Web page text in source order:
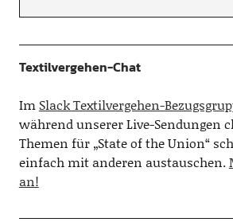
Textilvergehen-Chat
Im Slack Textilvergehen-
während unserer Live-Sendungen
Themen für „State of the Union“
einfach mit anderen austauschen.
an!